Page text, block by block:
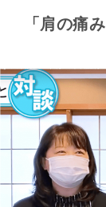
「肩の痛